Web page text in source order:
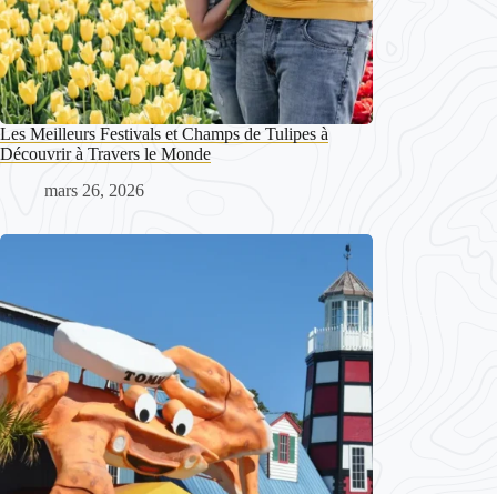
Les Meilleurs Festivals et Champs de Tulipes à
Découvrir à Travers le Monde
mars 26, 2026